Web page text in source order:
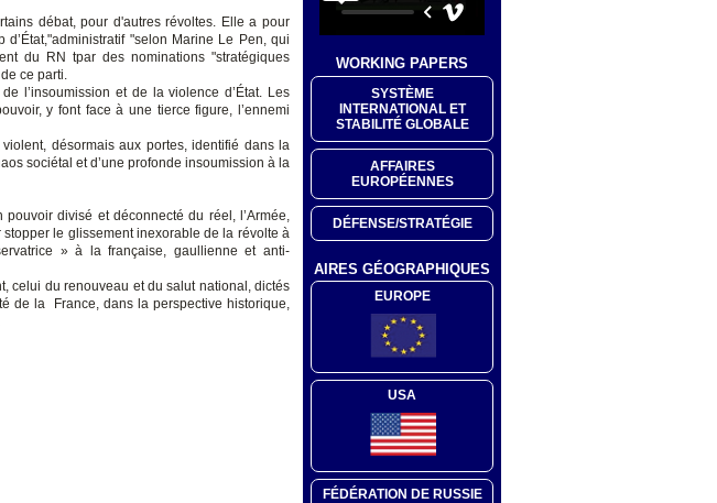
débat, pour d'autres révoltes. Elle a pour
"selon Marine Le Pen, qui
du RN tpar des nominations "stratégiques
ce parti.
l’insoumission et de la violence d’État. Les
y font face à une tierce figure, l’ennemi
désormais aux portes, identifié dans la
sociétal et d’une profonde insoumission à la
divisé et déconnecté du réel, l’Armée,
le glissement inexorable de la révolte à
» à la française, gaullienne et anti-
celui du renouveau et du salut national, dictés
la France, dans la perspective historique,
WORKING PAPERS
SYSTÈME
INTERNATIONAL ET
STABILITÉ GLOBALE
AFFAIRES
EUROPÉENNES
DÉFENSE/STRATÉGIE
AIRES GÉOGRAPHIQUES
EUROPE
USA
FÉDÉRATION DE RUSSIE